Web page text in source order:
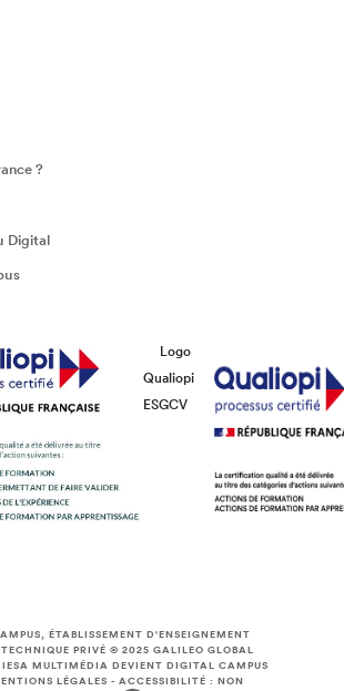
?
Digital
Logo
Qualiopi
ESGCV
ÉTABLISSEMENT D'ENSEIGNEMENT
TECHNIQUE PRIVÉ © 2025GALILEO GLOBAL
IESA MULTIMÉDIA DEVIENT DIGITAL CAMPUS
LÉGALES -ACCESSIBILITÉ : NON